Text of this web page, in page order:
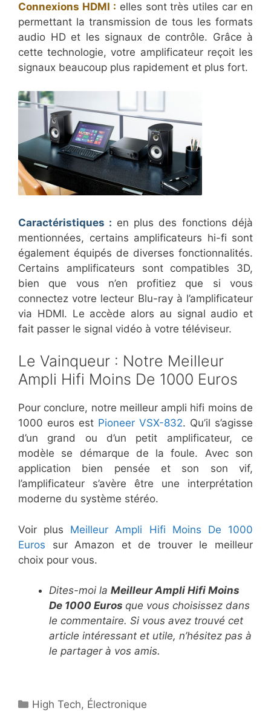
Connexions HDMI : elles sont très utiles car en
permettant la transmission de tous les formats
audio HD et les signaux de contrôle. Grâce à
cette technologie, votre amplificateur reçoit les
signaux beaucoup plus rapidement et plus fort.
Caractéristiques : en plus des fonctions déjà
mentionnées, certains amplificateurs hi-fi sont
également équipés de diverses fonctionnalités.
Certains amplificateurs sont compatibles 3D,
bien que vous n’en profitiez que si vous
connectez votre lecteur Blu-ray à l’amplificateur
via HDMI. Le accède alors au signal audio et
fait passer le signal vidéo à votre téléviseur.
​Le Vainqueur : Notre Meilleur
Ampli Hifi Moins De 1000 Euros
Pour conclure, notre meilleur ampli hifi moins de
1000 euros est Pioneer VSX-832. Qu’il s’agisse
d’un grand ou d’un petit amplificateur, ce
modèle se démarque de la foule. Avec son
application bien pensée et son son vif,
l’amplificateur s’avère être une interprétation
moderne du système stéréo.
Voir plus Meilleur Ampli Hifi Moins De 1000
Euros sur Amazon et de trouver le meilleur
choix pour vous.
Dites-moi la Meilleur Ampli Hifi Moins
De 1000 Euros que vous choisissez dans
le commentaire. Si vous avez trouvé cet
article intéressant​​​​​ et utile, n’hésitez pas à
le partager à vos amis.
High Tech, Électronique